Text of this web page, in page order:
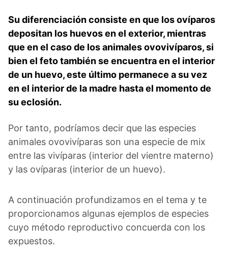
Su diferenciación consiste en que los ovíparos
depositan los huevos en el exterior, mientras
que en el caso de los animales ovovivíparos, si
bien el feto también se encuentra en el interior
de un huevo, este último permanece a su vez
en el interior de la madre hasta el momento de
su eclosión.
Por tanto, podríamos decir que las especies
animales ovovivíparas son una especie de mix
entre las vivíparas (interior del vientre materno)
y las ovíparas (interior de un huevo).
A continuación profundizamos en el tema y te
proporcionamos algunas ejemplos de especies
cuyo método reproductivo concuerda con los
expuestos.